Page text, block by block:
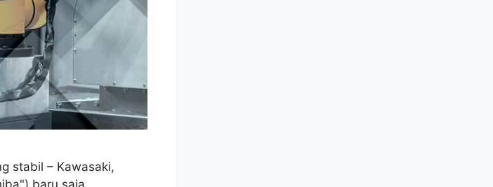
stabil – Kawasaki,